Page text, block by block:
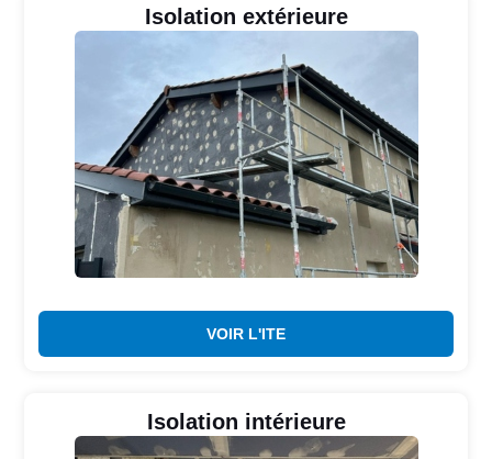
Isolation extérieure
VOIR L'ITE
Isolation intérieure